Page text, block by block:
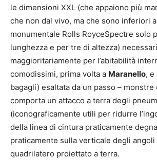
le dimensioni XXL (che appaiono più
che non dal vivo, ma che sono inferiori
monumentale Rolls RoyceSpectre solo
lunghezza e per tre di altezza)
maggioritariamente per l’abitabilità
comodissimi, prima volta a Maranello, e
bagagli) esaltata da un passo – monstre
comporta un attacco a terra degli
(iconograficamente utili per ridurre
della linea di cintura praticamente
praticamente sulla verticale degli
quadrilatero proiettato a terra.